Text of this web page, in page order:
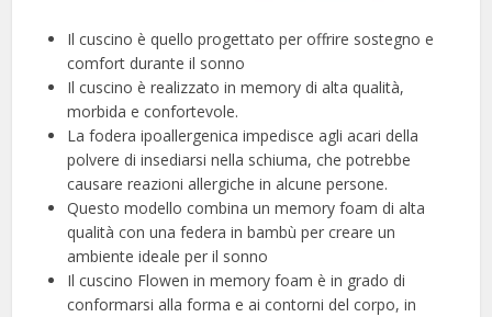
Il cuscino è quello progettato per offrire sostegno e
comfort durante il sonno
Il cuscino è realizzato in memory di alta qualità,
morbida e confortevole.
La fodera ipoallergenica impedisce agli acari della
polvere di insediarsi nella schiuma, che potrebbe
causare reazioni allergiche in alcune persone.
Questo modello combina un memory foam di alta
qualità con una federa in bambù per creare un
ambiente ideale per il sonno
Il cuscino Flowen in memory foam è in grado di
conformarsi alla forma e ai contorni del corpo, in